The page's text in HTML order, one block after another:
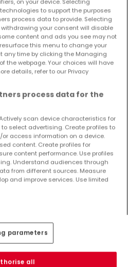
in der Nähe von
Mertesdorf
und versuchen Sie
erneut
in der Nähe
vorgeschlagenen Anzeigen
on your device. Selecting
to support the purposes
process data to provide. Selecting
your consent will disable
content and ads you see may not
this menu to change your
any time by clicking the Managing
the webpage. Your choices will have
details, refer to our Privacy
process data for the
scan device characteristics for
select advertising. Create profiles to
access information on a device.
content. Create profiles for
content performance. Use profiles
Understand audiences through
from different sources. Measure
and improve services. Use limited
parameters
all